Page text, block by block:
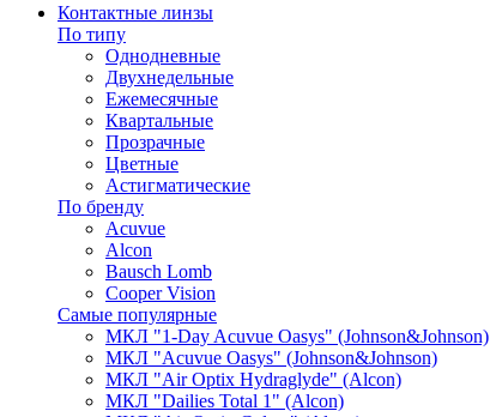
Контактные линзы
По типу
Однодневные
Двухнедельные
Ежемесячные
Квартальные
Прозрачные
Цветные
Астигматические
По бренду
Acuvue
Alcon
Bausch Lomb
Cooper Vision
Самые популярные
МКЛ "1-Day Acuvue Oasys" (Johnson&Johnson)
МКЛ "Acuvue Oasys" (Johnson&Johnson)
МКЛ "Air Optix Hydraglyde" (Alcon)
МКЛ "Dailies Total 1" (Alcon)